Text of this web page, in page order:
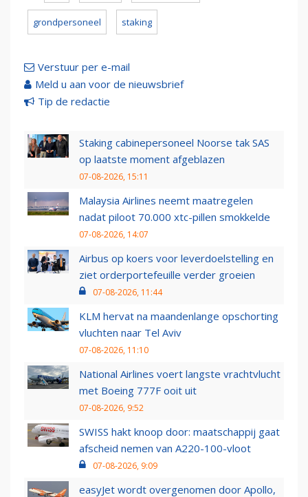
grondpersoneel staking
Verstuur per e-mail
Meld u aan voor de nieuwsbrief
Tip de redactie
Staking cabinepersoneel Noorse tak SAS
op laatste moment afgeblazen
07-08-2026, 15:11
Malaysia Airlines neemt maatregelen
nadat piloot 70.000 xtc-pillen smokkelde
07-08-2026, 14:07
Airbus op koers voor leverdoelstelling en
ziet orderportefeuille verder groeien
07-08-2026, 11:44
KLM hervat na maandenlange opschorting
vluchten naar Tel Aviv
07-08-2026, 11:10
National Airlines voert langste vrachtvlucht
met Boeing 777F ooit uit
07-08-2026, 9:52
SWISS hakt knoop door: maatschappij gaat
afscheid nemen van A220-100-vloot
07-08-2026, 9:09
easyJet wordt overgenomen door Apollo,